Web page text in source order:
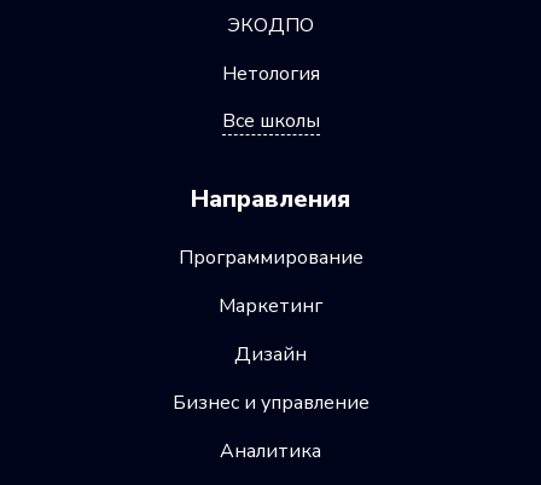
ЭКОДПО
Нетология
Все школы
Направления
Программирование
Маркетинг
Дизайн
Бизнес и управление
Аналитика